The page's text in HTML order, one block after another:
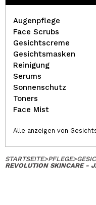
Augenpflege
Face Scrubs
Gesichtscreme
Gesichtsmasken
Reinigung
Serums
Sonnenschutz
Toners
Face Mist
Alle anzeigen von
STARTSEITE>PFLEGE>
REVOLUTION SKINCARE -